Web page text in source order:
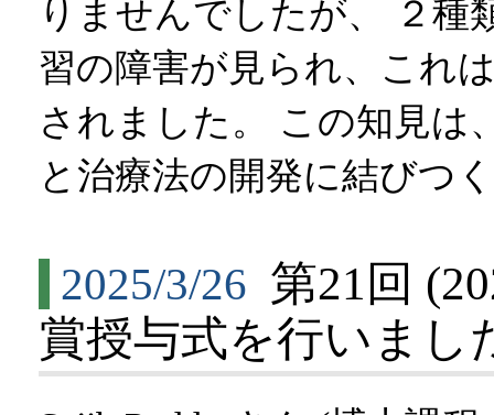
りませんでしたが、 ２種
習の障害が見られ、これ
されました。 この知見は
と治療法の開発に結びつ
2025/3/26 第21回
賞授与式を行いまし